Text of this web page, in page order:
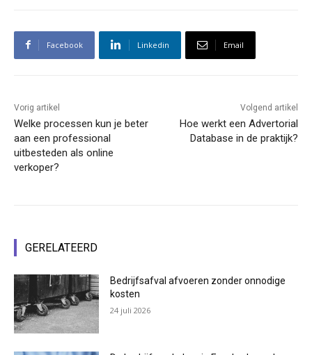
Facebook Linkedin Email
Vorig artikel
Welke processen kun je beter
aan een professional
uitbesteden als online
verkoper?
Volgend artikel
Hoe werkt een Advertorial
Database in de praktijk?
GERELATEERD
Bedrijfsafval afvoeren zonder onnodige
kosten
24 juli 2026